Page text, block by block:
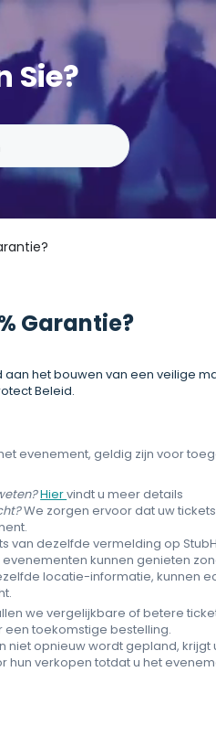
Sie?
Garantie?
aan het bouwen van een veilige
Beleid.
evenement, geldig zijn voor
Hiervindt u meer details
We zorgen ervoor dat uw
van dezelfde vermelding op
kunnen genieten
locatie-informatie, kunnen
we vergelijkbare of betere
toekomstige bestelling.
niet opnieuw wordt gepland,
hun verkopen totdat u het